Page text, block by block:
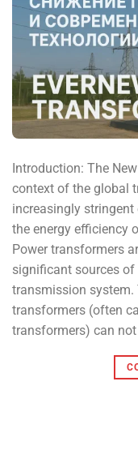
Introduction: The
context of the global
increasingly
the energy efficiency
Power transformers
significant sources
transmission
transformers (often
transformers) can